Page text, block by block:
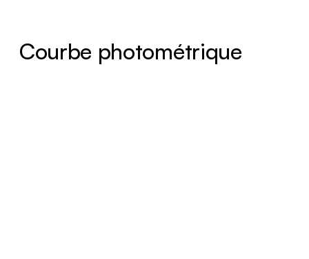
Courbe photométrique